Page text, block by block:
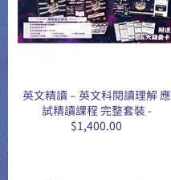
英文精讀 – 英文科閱讀理解 應
試精讀課程 完整套裝 -
$1,400.00